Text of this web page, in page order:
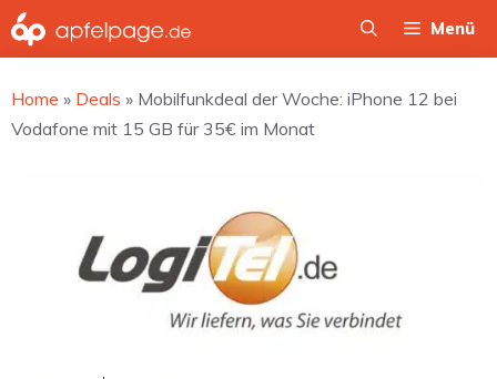
Zum
Inhalt
Menü
Home » Deals » Mobilfunkdeal der Woche: iPhone 12 bei
Vodafone mit 15 GB für 35€ im Monat